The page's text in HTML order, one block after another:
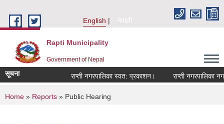
English
नेपाली
Rapti Municipality
Government of Nepal
सूचना राप्ती नगरपालिका स्वत: प्रकाशन। राप्ती नगरपालिका
You are here
Home » Reports » Public Hearing